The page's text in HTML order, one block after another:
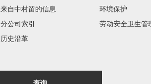
来自中村留的信息
分公司索引
历史沿革
环境保护
劳动安全卫生管